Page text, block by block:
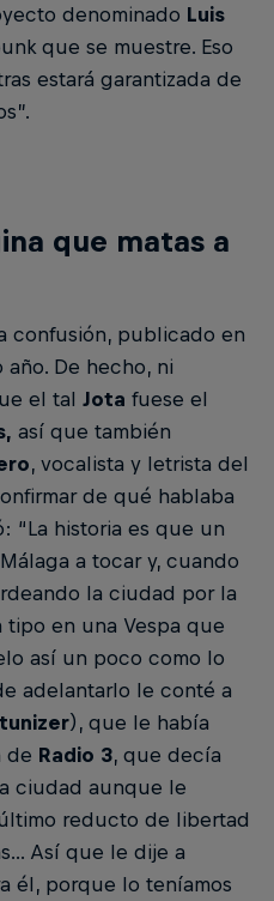
denominado Luis
que se muestre. Eso
estará garantizada de
que matas a
confusión, publicado en
año. De hecho, ni
el tal Jota fuese el
así que también
, vocalista y letrista del
de qué hablaba
“La historia es que un
a tocar y, cuando
la ciudad por la
en una Vespa que
así un poco como lo
adelantarlo le conté a
), que le había
de Radio 3, que decía
ciudad aunque le
reducto de libertad
Así que le dije a
él, porque lo teníamos